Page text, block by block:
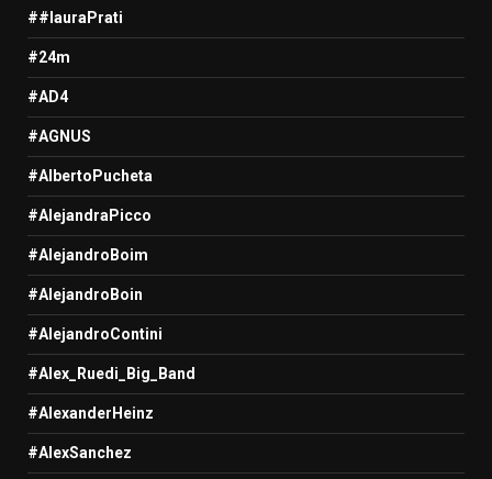
##lauraPrati
#24m
#AD4
#AGNUS
#AlbertoPucheta
#AlejandraPicco
#AlejandroBoim
#AlejandroBoin
#AlejandroContini
#Alex_Ruedi_Big_Band
#AlexanderHeinz
#AlexSanchez